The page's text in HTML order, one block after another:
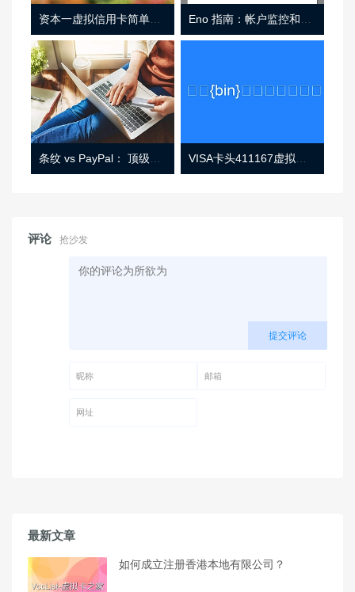
资本一虚拟信用卡简单介绍
条纹 vs PayPal： 顶级功能， 定价 （和更多！ VISA卡头411167虚拟卡基础信息
评论 抢沙发
提交评论
最新文章
如何成立注册香港本地有限公司？